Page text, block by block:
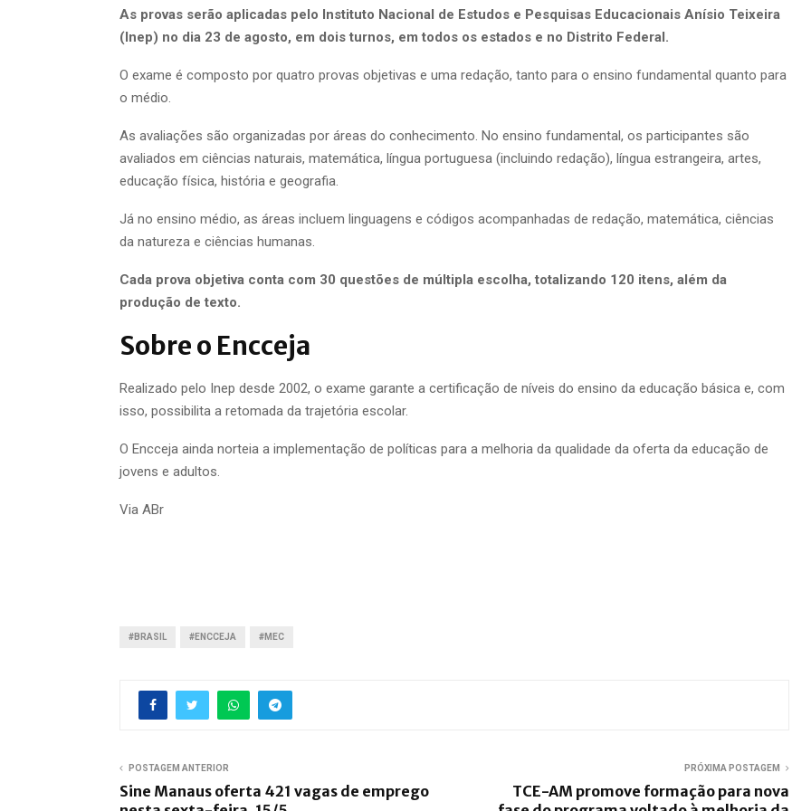
As provas serão aplicadas pelo Instituto Nacional de Estudos e Pesquisas Educacionais Anísio Teixeira
(Inep) no dia 23 de agosto, em dois turnos, em todos os estados e no Distrito Federal.
O exame é composto por quatro provas objetivas e uma redação, tanto para o ensino fundamental quanto para
o médio.
As avaliações são organizadas por áreas do conhecimento. No ensino fundamental, os participantes são
avaliados em ciências naturais, matemática, língua portuguesa (incluindo redação), língua estrangeira, artes,
educação física, história e geografia.
Já no ensino médio, as áreas incluem linguagens e códigos acompanhadas de redação, matemática, ciências
da natureza e ciências humanas.
Cada prova objetiva conta com 30 questões de múltipla escolha, totalizando 120 itens, além da
produção de texto.
Sobre o Encceja
Realizado pelo Inep desde 2002, o exame garante a certificação de níveis do ensino da educação básica e, com
isso, possibilita a retomada da trajetória escolar.
O Encceja ainda norteia a implementação de políticas para a melhoria da qualidade da oferta da educação de
jovens e adultos.
Via ABr
#BRASIL #ENCCEJA #MEC
POSTAGEM ANTERIOR
Sine Manaus oferta 421 vagas de emprego
PRÓXIMA POSTAGEM
TCE-AM promove formação para nova